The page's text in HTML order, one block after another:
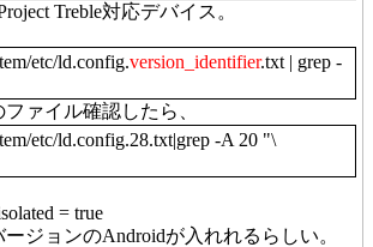
Treble対応デバイス。
etc/ld.config.version_identifier.txt | grep -
ァイル確認したら、
etc/ld.config.28.txt|grep -A 20 "\
= true
ジョンのAndroidが入れれるらしい。